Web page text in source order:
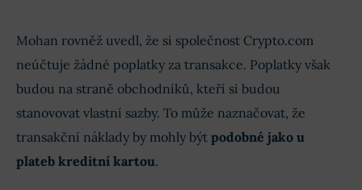
Mohan rovněž uvedl, že si společnost Crypto.com
neúčtuje žádné poplatky za transakce. Poplatky však
budou na straně obchodníků, kteří si budou
stanovovat vlastní sazby. To může naznačovat, že
transakční náklady by mohly být podobné jako u
plateb kreditní kartou.